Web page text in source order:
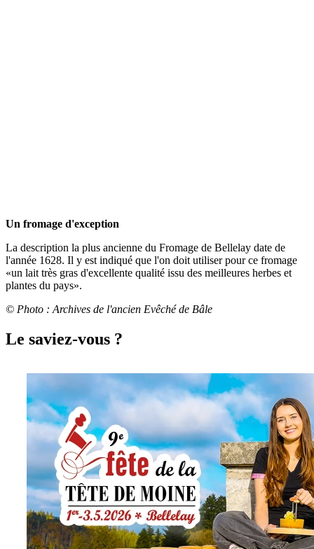
Un fromage d'exception
La description la plus ancienne du Fromage de Bellelay date de
l'année 1628. Il y est indiqué que l'on doit utiliser pour ce fromage
«un lait très gras d'excellente qualité issu des meilleures herbes et
plantes du pays».
© Photo : Archives de l'ancien Evêché de Bâle
Le saviez-vous ?